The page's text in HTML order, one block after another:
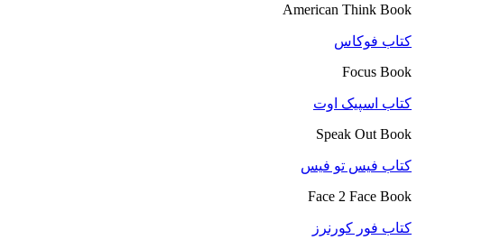
American Think Book
کتاب فوکاس
Focus Book
کتاب اسپیک اوت
Speak Out Book
کتاب فیس تو فیس
Face 2 Face Book
کتاب فور کورنرز